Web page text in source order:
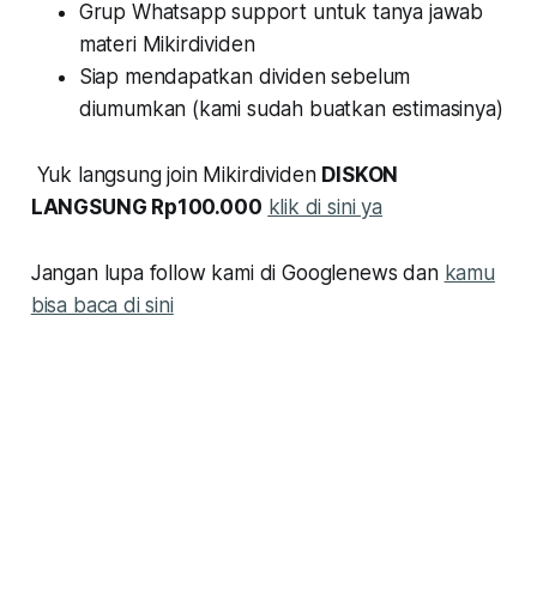
Grup Whatsapp support untuk tanya jawab
materi Mikirdividen
Siap mendapatkan dividen sebelum
diumumkan (kami sudah buatkan estimasinya)
Yuk langsung join Mikirdividen DISKON
LANGSUNG Rp100.000 klik di sini ya
Jangan lupa follow kami di Googlenews dan kamu
bisa baca di sini